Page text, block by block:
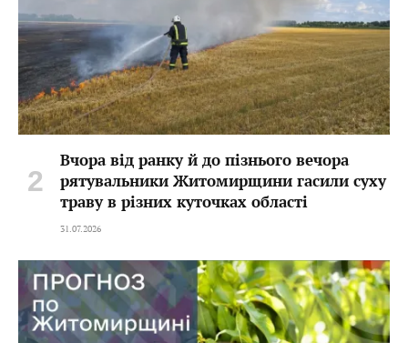
Вчора від ранку й до пізнього вечора
рятувальники Житомирщини гасили суху
траву в різних куточках області
31.07.2026